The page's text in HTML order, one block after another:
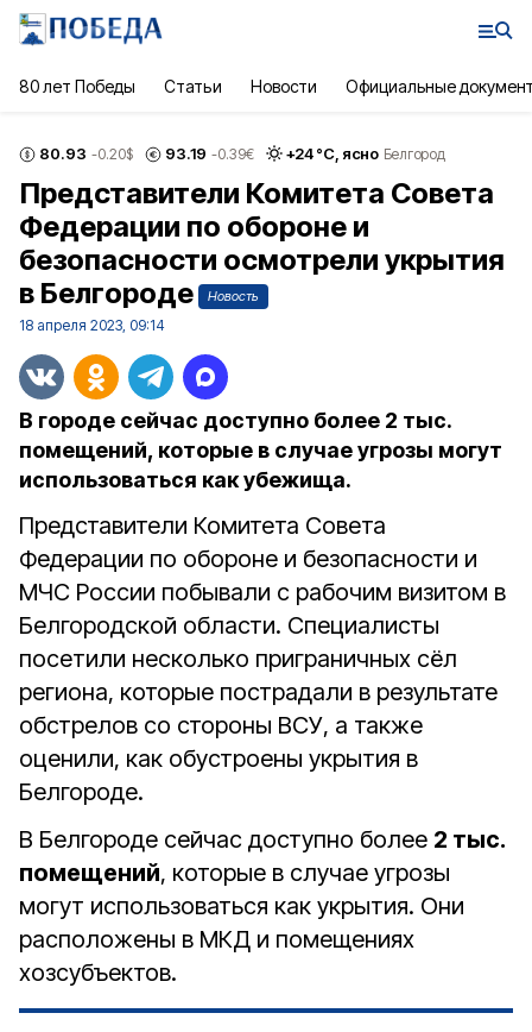
80 лет Победы Статьи Новости Официальные
80.93 -0.20$ 93.19 -0.39€ +24°С, ясно Белгород
Представители Комитета Совета
Федерации по обороне и
безопасности осмотрели укрытия
в Белгороде
Новость
18 апреля 2023, 09:14
В городе сейчас доступно более 2 тыс.
помещений, которые в случае угрозы могут
использоваться как убежища.
Представители Комитета Совета
Федерации по обороне и безопасности и
МЧС России побывали с рабочим визитом в
Белгородской области. Специалисты
посетили несколько приграничных сёл
региона, которые пострадали в результате
обстрелов со стороны ВСУ, а также
оценили, как обустроены укрытия в
Белгороде.
В Белгороде сейчас доступно более 2 тыс.
помещений, которые в случае угрозы
могут использоваться как укрытия. Они
расположены в МКД и помещениях
хозсубъектов.